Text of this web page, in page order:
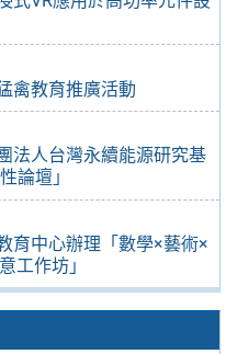
禽教育推廣活動
法人台灣永續能源研究基
論壇」
育中心辦理「數學×藝術×
工作坊」